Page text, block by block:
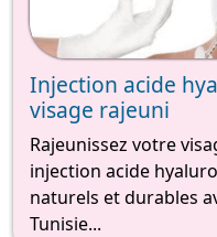
Injection acide
visage rajeuni
Rajeunissez votre
injection acide
naturels et durables
Tunisie...